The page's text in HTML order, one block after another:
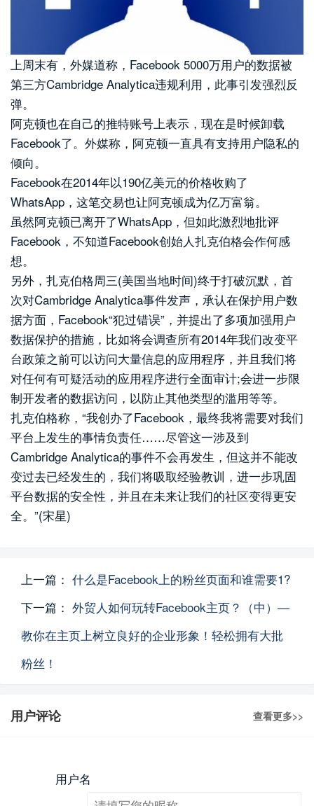
上周末有，外媒道称，Facebook 5000万用户的数据被
第三方Cambridge Analytica违规利用，此事引发强烈反
弹。
阿克顿也在自己的推特账号上表示，现在是时候卸载
Facebook了。外媒称，阿克顿一直具有支持用户隐私的
倾向。
Facebook在2014年以190亿美元的价格收购了
WhatsApp，这笔交易也让阿克顿成为亿万富翁。
虽然阿克顿已离开了WhatsApp，但如此激烈地批评
Facebook，不知道Facebook创始人扎克伯格会作何感
想。
另外，扎克伯格周三(美国当地时间)终于打破沉默，首
次对Cambridge Analytica事件发声，承认在保护用户数
据方面，Facebook“犯过错误”，并提出了多项加强用户
数据保护的措施，比如将会调查所有2014年我们改变平
台政策之前可以访问大量信息的应用程序，并且我们将
对任何有可疑活动的应用程序进行全面审计;会进一步限
制开发者的数据访问，以防止其他类型的滥用等等。
扎克伯格称，“我创办了Facebook，最终我将需要对我们
平台上发生的事情负责任……尽管这一涉及到
Cambridge Analytica的事件不会再发生，但这并不能改
变过去已经发生的，我们将吸取经验教训，进一步巩固
平台数据的安全性，并且在未来让我们的社区变得更安
全。”(宋星)
上一篇： 什么是Facebook上的粉丝页面和谁需要1?
下一篇： 外贸人如何玩转Facebook主页？（中）—
教你在主页上树立良好的企业形象！轻松拥有大批
粉丝！
用户评论 查看更多>>
用户名